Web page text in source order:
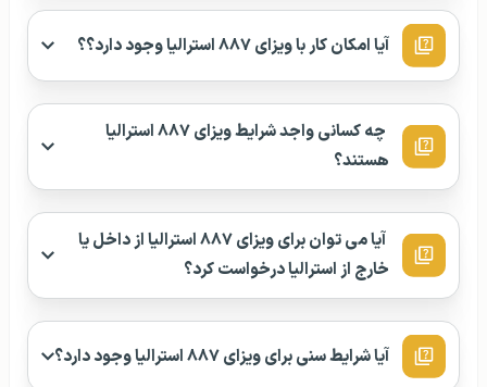
آیا امکان کار با ویزای ۸۸۷ استرالیا وجود دارد؟‌؟
چه کسانی واجد شرایط ویزای ۸۸۷ استرالیا
هستند؟
آیا می توان برای ویزای ۸۸۷ استرالیا از داخل یا
خارج از استرالیا درخواست کرد؟
آیا شرایط سنی برای ویزای ۸۸۷ استرالیا وجود دارد؟